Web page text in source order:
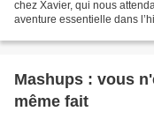
chez Xavier, qui nous
aventure essentielle dans
Mashups : vous
même fait